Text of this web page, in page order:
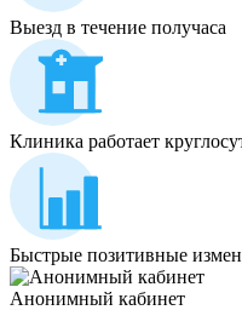
Выезд в течение получаса
Клиника работает
Быстрые позитивные
Анонимный кабинет